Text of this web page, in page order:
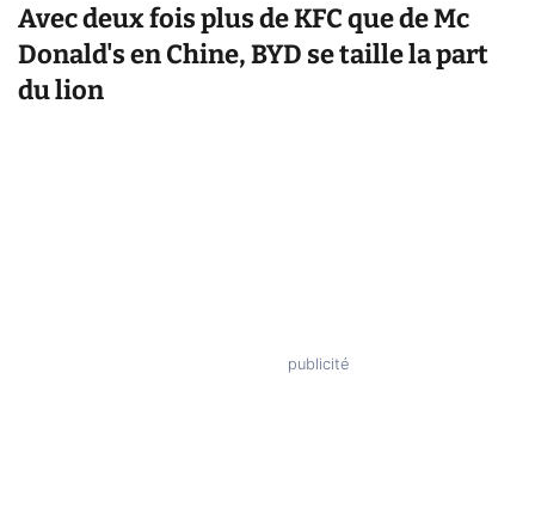
Avec deux fois plus de KFC que de Mc
Donald's en Chine, BYD se taille la part
du lion